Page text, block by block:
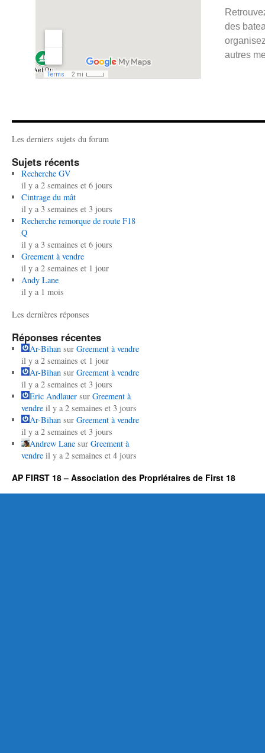
des
autres
Les derniers sujets du forum
Sujets récents
Recherche GV
il y a 2 semaines et 6 jours
Cintrage du mât
il y a 3 semaines et 3 jours
Recherche remorque de route F18
Q
il y a 3 semaines et 6 jours
Greement à vendre
il y a 2 semaines et 1 jour
Andy Lane
il y a 1 mois
Les dernières réponses
Réponses récentes
Ar-Bihansur Greement à vendre
il y a 2 semaines et 1 jour
Ar-Bihansur Greement à vendre
il y a 2 semaines et 3 jours
Eric Andlauersur Greement à
vendre il y a 2 semaines et 3 jours
Ar-Bihansur Greement à vendre
il y a 2 semaines et 3 jours
Andrew Lanesur Greement à
vendre il y a 2 semaines et 4 jours
AP FIRST 18 – Association des Propriétaires de First 18